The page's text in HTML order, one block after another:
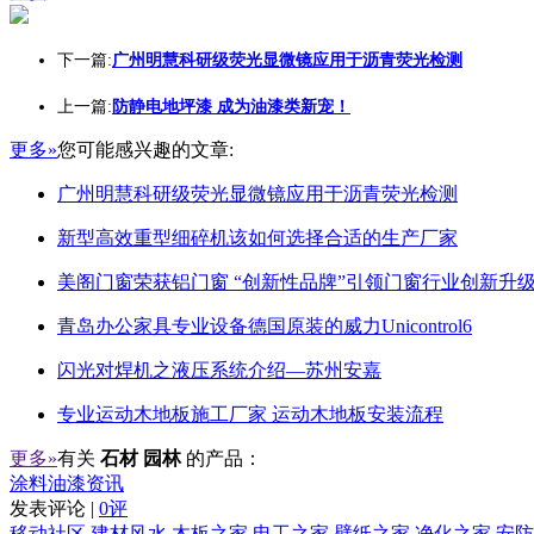
下一篇:广州明慧科研级荧光显微镜应用于沥青荧光检测
上一篇: 防静电地坪漆 成为油漆类新宠！
更多»您可能感兴趣的文章:
广州明慧科研级荧光显微镜应用于沥青荧光检测
新型高效重型细碎机该如何选择合适的生产厂家
美阁门窗荣获铝门窗 “创新性品牌”引领门窗行业创新升级
青岛办公家具专业设备德国原装的威力Unicontrol6
闪光对焊机之液压系统介绍—苏州安嘉
专业运动木地板施工厂家 运动木地板安装流程
更多»有关 石材 园林 的产品：
涂料油漆资讯
发表评论 | 0评